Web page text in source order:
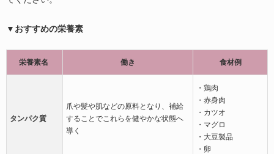
▼おすすめの栄養素
栄養素名 働き 食材例
タンパク質
爪や髪や肌などの原料となり、補給
することでこれらを健やかな状態へ
導く
・鶏肉
・赤身肉
・カツオ
・マグロ
・大豆製品
・卵